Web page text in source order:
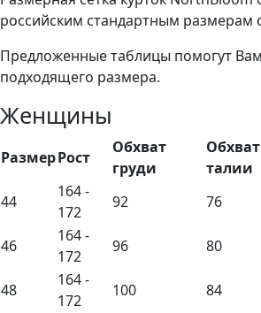
российским стандартным размерам
Предложенные таблицы помогут
подходящего размера.
Женщины
РазмерРост
Обхват
груди
Обхват
талии
44
164 -
172
92 76
46
164 -
172
96 80
48
164 -
172
100 84